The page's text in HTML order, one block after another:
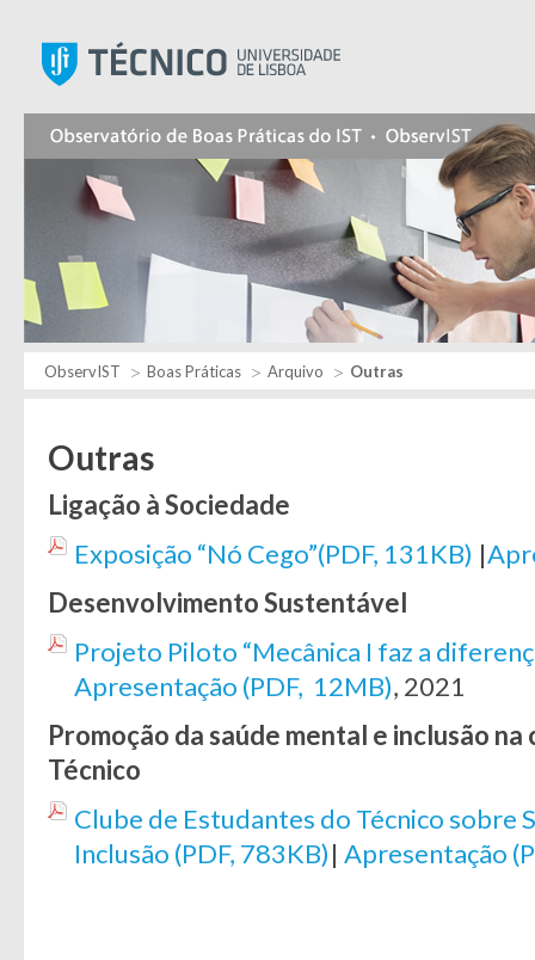
ObservIST Boas Práticas Arquivo Outras
Outras
Ligação à Sociedade
Exposição “Nó Cego”(PDF, 131KB) |
Desenvolvimento Sustentável
Projeto Piloto “Mecânica I faz a
Apresentação (PDF, 12MB), 2021
Promoção da saúde mental e inclusão
Técnico
Clube de Estudantes do Técnico sobre
Inclusão (PDF, 783KB)| Apresentação